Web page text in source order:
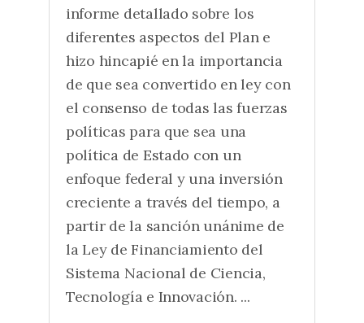
informe detallado sobre los
diferentes aspectos del Plan e
hizo hincapié en la importancia
de que sea convertido en ley con
el consenso de todas las fuerzas
políticas para que sea una
política de Estado con un
enfoque federal y una inversión
creciente a través del tiempo, a
partir de la sanción unánime de
la Ley de Financiamiento del
Sistema Nacional de Ciencia,
Tecnología e Innovación. ...